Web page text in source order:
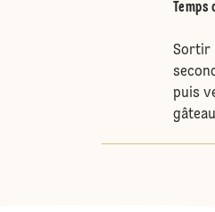
Sortir
puis